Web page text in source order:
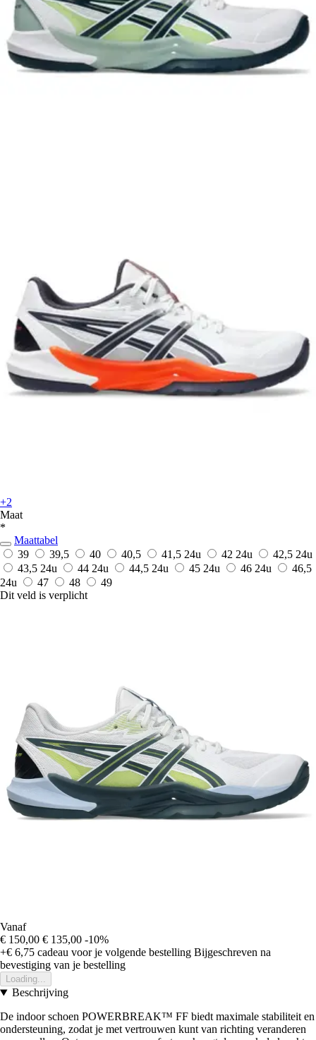
+2
Maat
*
Maattabel
39
39,5 40 40,5 41,5 24u 42 24u 42,5 24u
43,5 24u 44 24u 44,5 24u 45 24u 46 24u
46,5
24u
47 48
49
Dit veld is verplicht
Vanaf
€ 150,00 € 135,00 -10%
+€ 6,75 cadeau voor je volgende bestelling Bijgeschreven na
bevestiging van je bestelling
Loading...
Beschrijving
De indoor schoen POWERBREAK™ FF biedt maximale stabiliteit en
ondersteuning, zodat je met vertrouwen kunt van richting veranderen